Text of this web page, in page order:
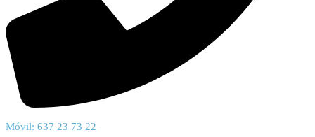
Móvil: 637 23 73 22